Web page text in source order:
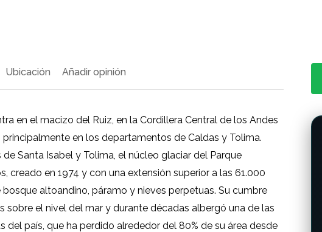
Ubicación Añadir opinión
en el macizo del Ruiz, en la Cordillera Central de los Andes
en los departamentos de Caldas y Tolima.
Santa Isabel y Tolima, el núcleo glaciar del Parque
creado en 1974 y con una extensión superior a las 61.000
altoandino, páramo y nieves perpetuas. Su cumbre
sobre el nivel del mar y durante décadas albergó una de las
del país, que ha perdido alrededor del 80% de su área desde